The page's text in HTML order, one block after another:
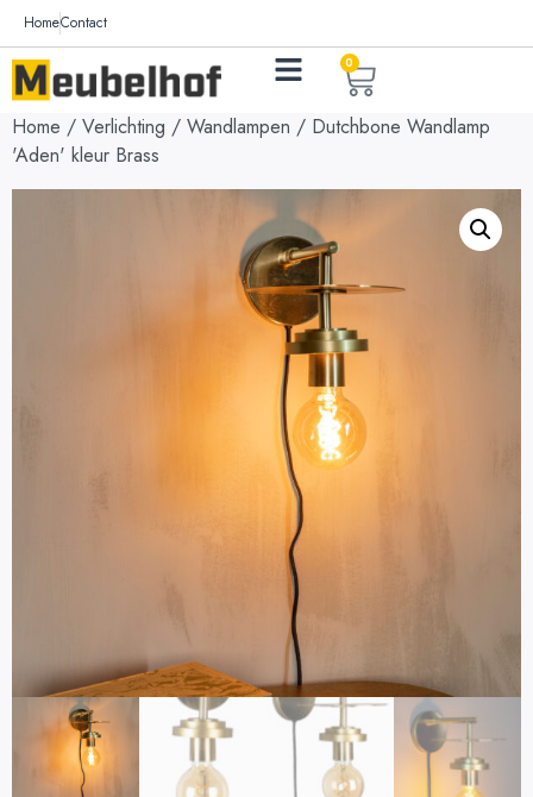
HomeContact
0
Home / Verlichting / Wandlampen / Dutchbone Wandlamp
'Aden' kleur Brass